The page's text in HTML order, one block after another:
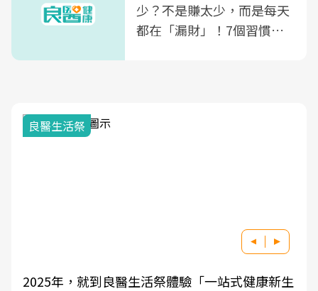
少？不是賺太少，而是每天
都在「漏財」！7個習慣一
良醫生活祭
2025年，就到良醫生活祭體驗「一站式健康新生